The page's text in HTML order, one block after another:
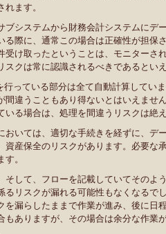
ます。
システムから財務会計システムにデ
る際に、通常この場合は正確性が担保
け取ったということは、モニターさ
クは常に認識されるべきであるといえ
っている部分は全て自動計算してい
違うこともあり得ないとはいえませ
る場合は、処理を間違うリスクは絶え
いては、適切な手続きを経ずに、デ
産保全のリスクがあります。必要な
。
して、フローを記載していてそのよ
るリスクが漏れる可能性もなくなるで
漏らしたままで作業が進み、後に日
ありますが、その場合は余分な作業